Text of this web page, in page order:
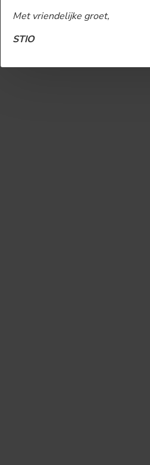
Met vriendelijke groet,
STIO